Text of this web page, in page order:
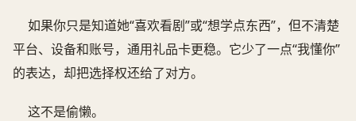
如果你只是知道她“喜欢看剧”或“想学点东西”，但不清楚
平台、设备和账号，通用礼品卡更稳。它少了一点“我懂你”
的表达，却把选择权还给了对方。
这不是偷懒。